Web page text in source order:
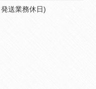
発送業務休日)